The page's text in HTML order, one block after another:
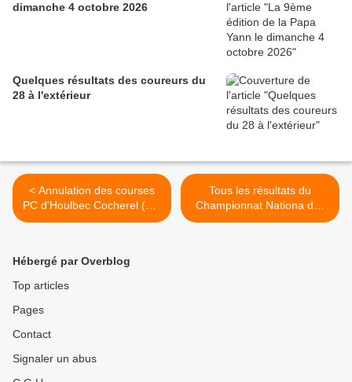
dimanche 4 octobre 2026
Quelques résultats des coureurs du
28 à l'extérieur
< Annulation des courses
PC d'Houlbec Cocherel (27)
du dimanche 25 septembre
Tous les résultats du
Championnat Nationa des
Elus de Cloyes Les Trois
Hébergé par Overblog
Top articles
Pages
Contact
Signaler un abus